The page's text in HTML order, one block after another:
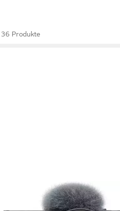
36 Produkte
ILCE-6700KB Systemkamera